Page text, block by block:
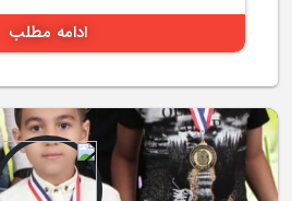
ادامه مطلب